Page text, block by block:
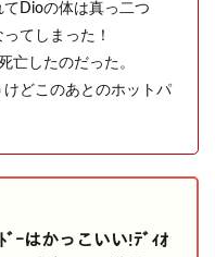
Dioの体は真っ二つ
てしまった！
亡したのだった。
どこのあとのホットパ
ﾞｰはかっこいい!ﾃﾞｨｵ